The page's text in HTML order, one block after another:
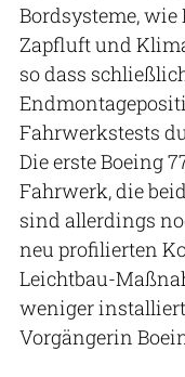
Bordsysteme,
Zapfluft und
so dass
Fahrwerkstests
Die erste Boeing
Fahrwerk, die
sind allerdings
neu profilierten
Leichtbau-
weniger
Vorgängerin